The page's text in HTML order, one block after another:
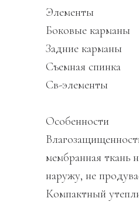
Элементы
Боковые карманы
Задние карманы
Съемная спинка
Св-элементы
Особенности
мембранная ткань
наружу, не
Компактный